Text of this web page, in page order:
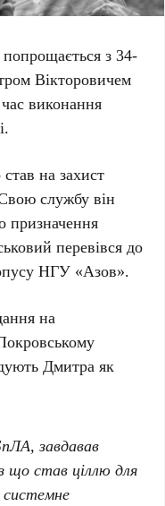
попрощається з34-
Вікторовичем
виконання
.
на захист
службу він
призначення
перевівся до
НГУ «Азов».
на
Дмитра як
завдавав
що став ціллю для
системне